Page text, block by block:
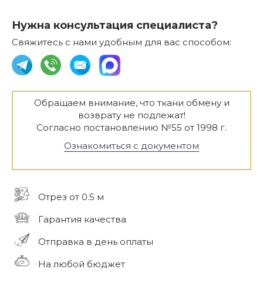
Нужна консультация специалиста?
Свяжитесь с нами удобным для вас способом:
Обращаем внимание, что ткани обмену и
возврату не подлежат!
Согласно постановлению №55 от 1998 г.
Ознакомиться с документом
Отрез от 0.5 м
Гарантия качества
Отправка в день оплаты
На любой бюджет